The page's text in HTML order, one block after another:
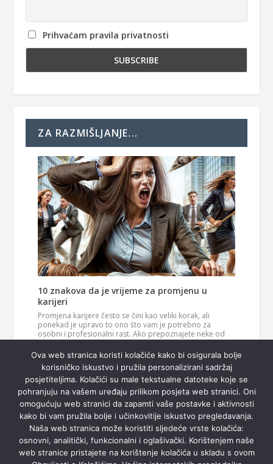
Prihvaćam pravila privatnosti
ZA RAZMIŠLJANJE...
10 znakova da je vrijeme za promjenu u
karijeri
Promjena karijere često se čini kao veliki korak, ali
ponekad je upravo to ono što vam je potrebno za
osobni i profesionalni rast. Ako prepoznajete neke od
ovih znakova, možda je vrijeme da razmislite o novom
smjeru u svom životu. 1. Vaš posao više vas…Pročitaj
više
Ova web stranica koristi kolačiće kako bi osigurala bolje
korisničko iskustvo i pružila personalizirani sadržaj
posjetiteljima. Kolačići su male tekstualne datoteke koje se
pohranjuju na vašem uređaju prilikom posjeta web stranici. Oni
omogućuju web stranici da zapamti vaše postavke i aktivnosti
kako bi vam pružila bolje i učinkovitije iskustvo pregledavanja.
Naša web stranica može koristiti sljedeće vrste kolačića:
osnovni, analitički, funkcionalni i oglašivački. Korištenjem naše
web stranice pristajete na korištenje kolačića u skladu s ovom